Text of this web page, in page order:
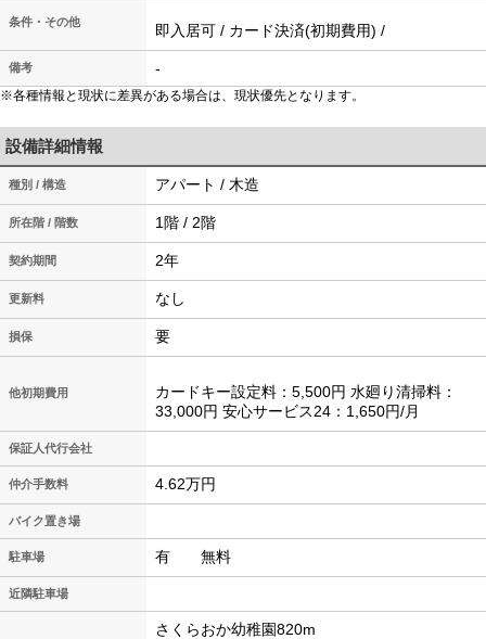
条件・その他 即入居可 / カード決済(初期費用) /
備考 -
※各種情報と現状に差異がある場合は、現状優先となります。
設備詳細情報
種別 / 構造 アパート / 木造
所在階 / 階数 1階 / 2階
契約期間 2年
更新料 なし
損保 要
他初期費用
カードキー設定料：5,500円 水廻り清掃料：
33,000円 安心サービス24：1,650円/月
保証人代行会社
仲介手数料 4.62万円
バイク置き場
駐車場 有 無料
近隣駐車場
さくらおか幼稚園820m